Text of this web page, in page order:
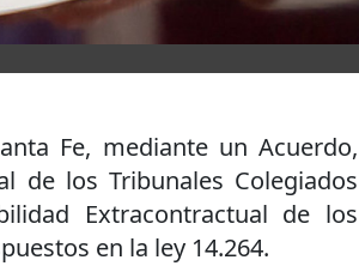
Fe, mediante un Acuerdo,
de los Tribunales Colegiados
Extracontractual de los
en la ley 14.264.